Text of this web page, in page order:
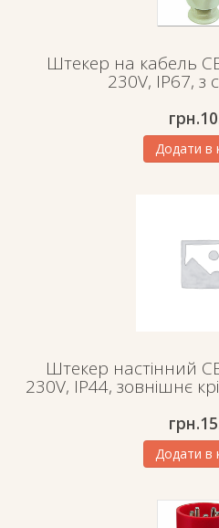
Штекер на кабель
230V, IP67, з
грн.
Додати в
Штекер настінний
230V, IP44, зовнішнє
грн.
Додати в